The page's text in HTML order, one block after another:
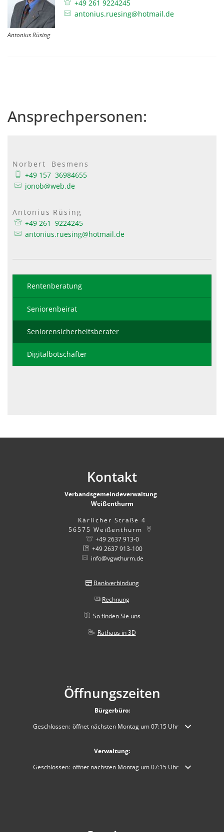
Antonius Rüsing
+49 261 9224245
antonius.ruesing@hotmail.de
Ansprechpersonen:
Norbert Besmens
+49 157 36984655
jonob@web.de
Antonius Rüsing
+49 261 9224245
antonius.ruesing@hotmail.de
Rentenberatung
Seniorenbeirat
Seniorensicherheitsberater
Digitalbotschafter
Kontakt
Verbandsgemeindeverwaltung
Weißenthurm
Kärlicher Straße 4
56575 Weißenthurm
+49 2637 913-0
+49 2637 913-100
info@vgwthurm.de
Bankverbindung
Rechnung
So finden Sie uns
Rathaus in 3D
Öffnungszeiten
Bürgerbüro:
Klicken, um weitere Öffnungs- oder Schließzeiten auszublenden
Geschlossen: öffnet nächsten Montag um 07:15 Uhr
Verwaltung:
Klicken, um weitere Öffnungs- oder Schließzeiten auszublenden
Geschlossen: öffnet nächsten Montag um 07:15 Uhr